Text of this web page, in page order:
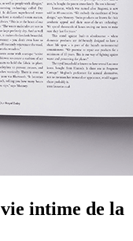
intime de la